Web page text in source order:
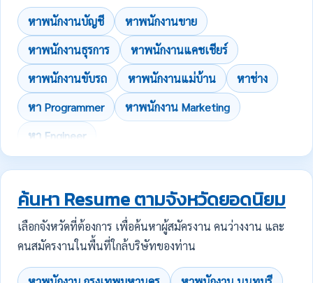
หาพนักงานบัญชี
หาพนักงานขาย
หาพนักงานธุรการ
หาพนักงานแคชเชียร์
หาพนักงานขับรถ
หาพนักงานแม่บ้าน
หาช่าง
หา Programmer
หาพนักงาน Marketing
หา Engineer
ค้นหา Resume ตามจังหวัดยอดนิยม
เลือกจังหวัดที่ต้องการ เพื่อค้นหาผู้สมัครงาน คนว่างงาน และ
คนสมัครงานในพื้นที่ใกล้บริษัทของท่าน